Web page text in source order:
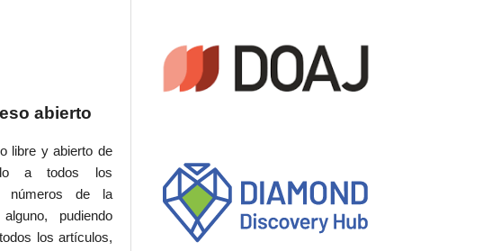
abierto
libre y abierto de
a todos los
números de la
pudiendo
los artículos,